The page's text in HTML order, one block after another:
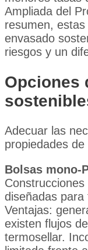
Ampliada del
resumen, estas
envasado
riesgos y un
Opciones
Adecuar las
propiedades
Bolsas mono-
diseñadas para
Ventajas:
existen flujos
termosellar.